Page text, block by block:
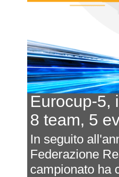
Eurocup-5,
8 team, 5
In seguito
Federazione
campionato ha